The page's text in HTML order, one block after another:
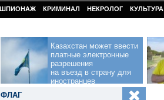
ШПИОНАЖ КРИМИНАЛ НЕКРОЛОГ КУЛЬТУРА
Казахстан может ввести
платные электронные
разрешения
на въезд в страну для
иностранцев
ФЛАГ